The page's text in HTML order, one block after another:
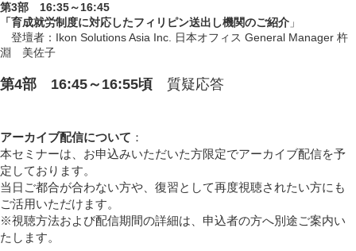
第3部 16:35～16:45
「育成就労制度に対応したフィリピン送出し機関のご紹介 」
登壇者：Ikon Solutions Asia Inc. 日本オフィス General Manager 杵
淵 美佐子
第4部 16:45～16:55頃 質疑応答
アーカイブ配信について ：
本セミナーは、お申込みいただいた方限定でアーカイブ配信を予
定しております。
当日ご都合が合わない方や、復習として再度視聴されたい方にも
ご活用いただけます。
※視聴方法および配信期間の詳細は、申込者の方へ別途ご案内い
たします。